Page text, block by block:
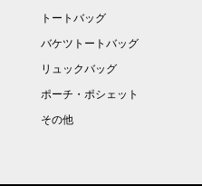
トートバッグ
バケツトートバッグ
リュックバッグ
ポーチ・ポシェット
その他